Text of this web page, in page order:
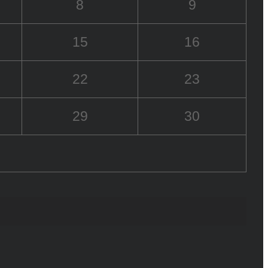
8 9
15 16
22 23
29 30